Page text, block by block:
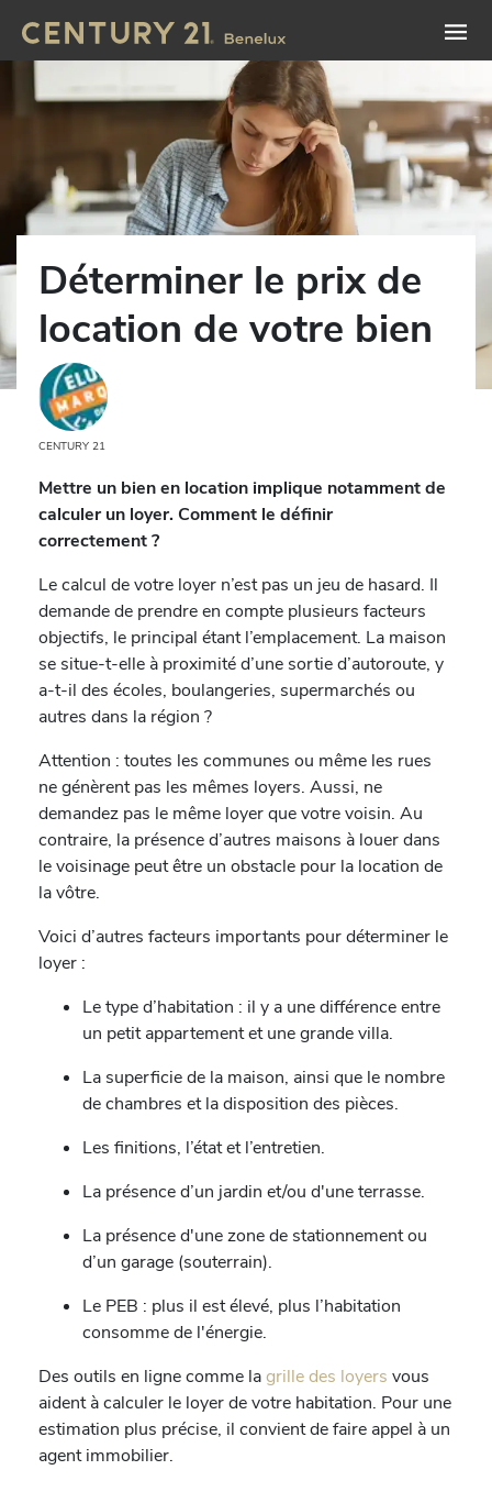
Déterminer le prix de
location de votre bien
CENTURY 21
Mettre un bien en location implique notamment de
calculer un loyer. Comment le définir
correctement ?
Le calcul de votre loyer n’est pas un jeu de hasard. Il
demande de prendre en compte plusieurs facteurs
objectifs, le principal étant l’emplacement. La maison
se situe-t-elle à proximité d’une sortie d’autoroute, y
a-t-il des écoles, boulangeries, supermarchés ou
autres dans la région ?
Attention : toutes les communes ou même les rues
ne génèrent pas les mêmes loyers. Aussi, ne
demandez pas le même loyer que votre voisin. Au
contraire, la présence d’autres maisons à louer dans
le voisinage peut être un obstacle pour la location de
la vôtre.
Voici d’autres facteurs importants pour déterminer le
loyer :
Le type d’habitation : il y a une différence entre
un petit appartement et une grande villa.
La superficie de la maison, ainsi que le nombre
de chambres et la disposition des pièces.
Les finitions, l’état et l’entretien.
La présence d’un jardin et/ou d'une terrasse.
La présence d'une zone de stationnement ou
d’un garage (souterrain).
Le PEB : plus il est élevé, plus l’habitation
consomme de l'énergie.
Des outils en ligne comme lagrille des loyers vous
aident à calculer le loyer de votre habitation. Pour une
estimation plus précise, il convient de faire appel à un
agent immobilier.